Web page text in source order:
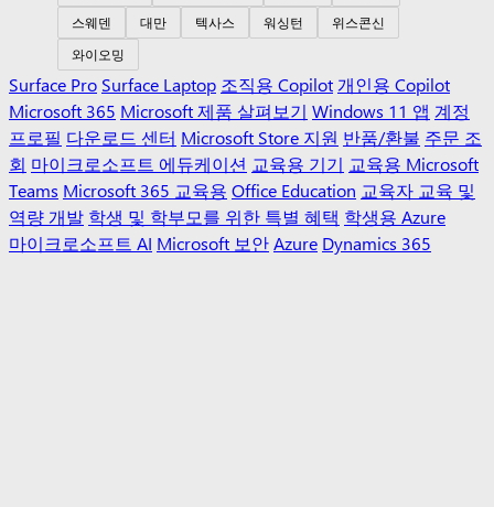
스웨덴
대만 텍사스 워싱턴
위스콘신
와이오밍
Surface Pro Surface Laptop 조직용 Copilot 개인용 Copilot
Microsoft 365 Microsoft 제품 살펴보기 Windows 11 앱 계정
프로필 다운로드 센터 Microsoft Store 지원 반품/환불 주문 조
회 마이크로소프트 에듀케이션 교육용 기기 교육용 Microsoft
Teams Microsoft 365 교육용 Office Education 교육자 교육 및
역량 개발 학생 및 학부모를 위한 특별 혜택 학생용 Azure
마이크로소프트 AI Microsoft 보안Azure Dynamics 365